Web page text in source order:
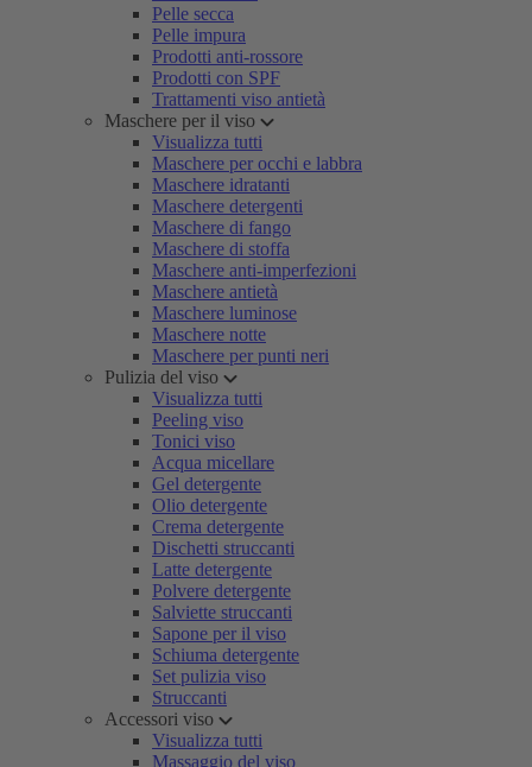
Pelle secca
Pelle impura
Prodotti anti-rossore
Prodotti con SPF
Trattamenti viso antietà
Maschere per il viso
Visualizza tutti
Maschere per occhi e labbra
Maschere idratanti
Maschere detergenti
Maschere di fango
Maschere di stoffa
Maschere anti-imperfezioni
Maschere antietà
Maschere luminose
Maschere notte
Maschere per punti neri
Pulizia del viso
Visualizza tutti
Peeling viso
Tonici viso
Acqua micellare
Gel detergente
Olio detergente
Crema detergente
Dischetti struccanti
Latte detergente
Polvere detergente
Salviette struccanti
Sapone per il viso
Schiuma detergente
Set pulizia viso
Struccanti
Accessori viso
Visualizza tutti
Massaggio del viso